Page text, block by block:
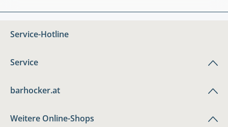
Service-Hotline
Service
barhocker.at
Weitere Online-Shops